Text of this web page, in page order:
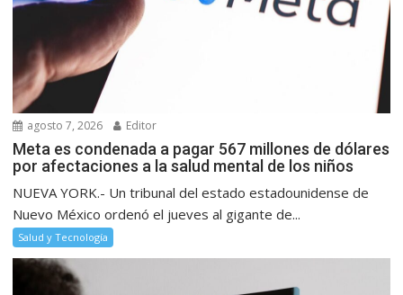
agosto 7, 2026 Editor
Meta es condenada a pagar 567 millones de dólares
por afectaciones a la salud mental de los niños
NUEVA YORK.- Un tribunal del estado estadounidense de
Nuevo México ordenó el jueves al gigante de...
Salud y Tecnología